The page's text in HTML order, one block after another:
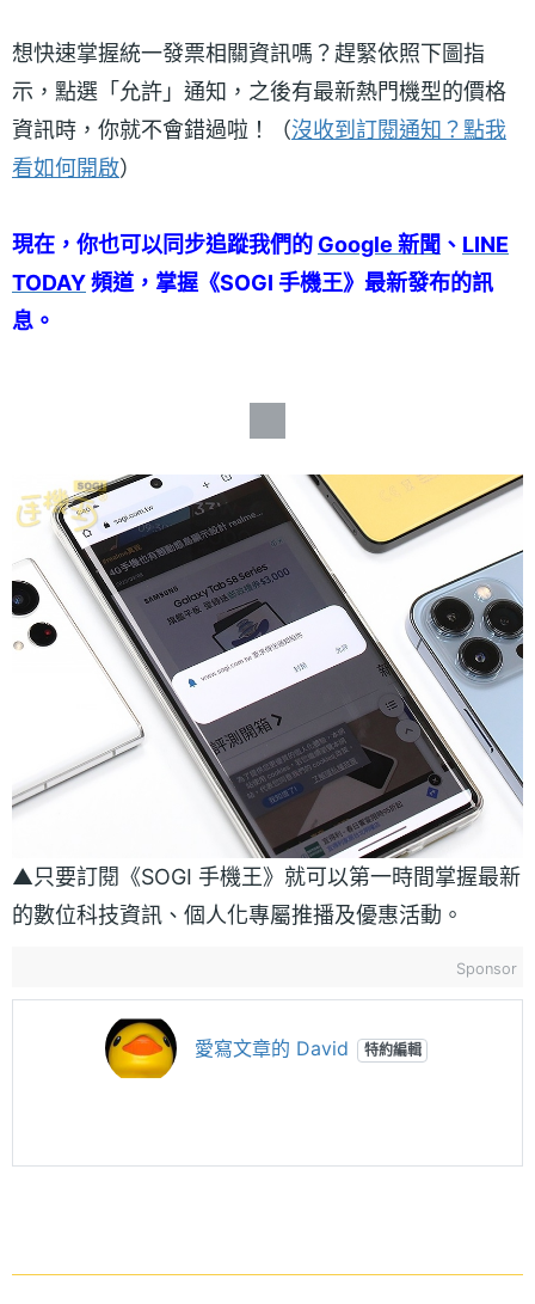
想快速掌握統一發票相關資訊嗎？趕緊依照下圖指
示，點選「允許」通知，之後有最新熱門機型的價格
資訊時，你就不會錯過啦！（沒收到訂閱通知？點我
看如何開啟）
現在，你也可以同步追蹤我們的 Google 新聞 、 LINE
TODAY頻道，掌握《SOGI 手機王》最新發布的訊
息。
▲只要訂閱《SOGI 手機王》就可以第一時間掌握最新
的數位科技資訊、個人化專屬推播及優惠活動。
Sponsor
愛寫文章的 David 特約編輯